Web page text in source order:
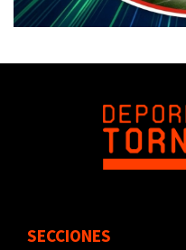
SECCIONES